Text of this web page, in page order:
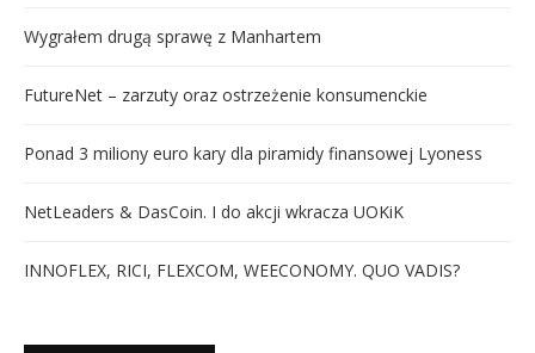
Wygrałem drugą sprawę z Manhartem
FutureNet – zarzuty oraz ostrzeżenie konsumenckie
Ponad 3 miliony euro kary dla piramidy finansowej Lyoness
NetLeaders & DasCoin. I do akcji wkracza UOKiK
INNOFLEX, RICI, FLEXCOM, WEECONOMY. QUO VADIS?